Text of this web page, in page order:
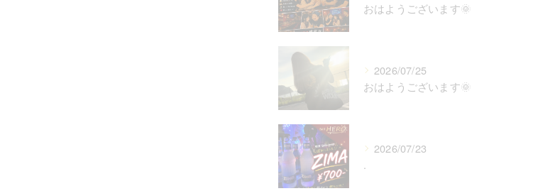
おはようございます🌞
2026/07/25
おはようございます🌞
2026/07/23